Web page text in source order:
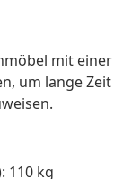
mit einer
um lange Zeit
110 kg